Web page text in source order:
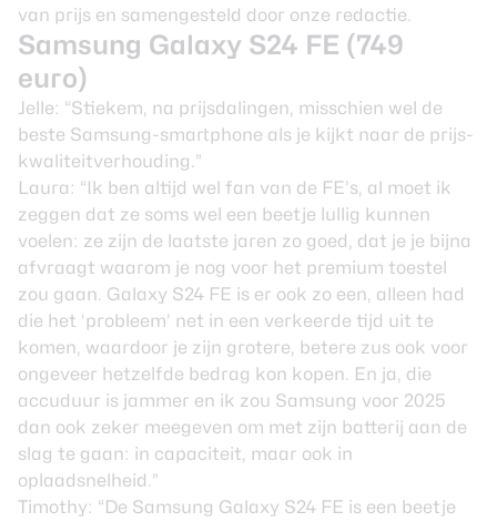
van prijs en samengesteld door onze redactie.
Samsung Galaxy S24 FE (749
euro)
Jelle: “Stiekem, na prijsdalingen, misschien wel de
beste Samsung-smartphone als je kijkt naar de prijs-
kwaliteitverhouding.”
Laura: “Ik ben altijd wel fan van de FE’s, al moet ik
zeggen dat ze soms wel een beetje lullig kunnen
voelen: ze zijn de laatste jaren zo goed, dat je je bijna
afvraagt waarom je nog voor het premium toestel
zou gaan. Galaxy S24 FE is er ook zo een, alleen had
die het ‘probleem’ net in een verkeerde tijd uit te
komen, waardoor je zijn grotere, betere zus ook voor
ongeveer hetzelfde bedrag kon kopen. En ja, die
accuduur is jammer en ik zou Samsung voor 2025
dan ook zeker meegeven om met zijn batterij aan de
slag te gaan: in capaciteit, maar ook in
oplaadsnelheid.”
Timothy: “De Samsung Galaxy S24 FE is een beetje